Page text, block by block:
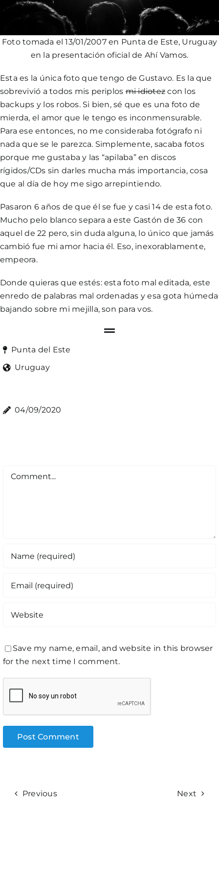
Foto tomada el 13/01/2007 en Punta de Este, Uruguay
en la presentación oficial de Ahí Vamos.
Esta es la única foto que tengo de Gustavo. Es la que
sobrevivió a todos mis periplosmi idiotez con los
backups y los robos. Si bien, sé que es una foto de
mierda, el amor que le tengo es inconmensurable.
Para ese entonces, no me consideraba fotógrafo ni
nada que se le parezca. Simplemente, sacaba fotos
porque me gustaba y las “apilaba” en discos
rígidos/CDs sin darles mucha más importancia, cosa
que al día de hoy me sigo arrepintiendo.
Pasaron 6 años de que él se fue y casi 14 de esta foto.
Mucho pelo blanco separa a este Gastón de 36 con
aquel de 22 pero, sin duda alguna, lo único que jamás
cambió fue mi amor hacia él. Eso, inexorablamente,
empeora.
Donde quieras que estés: esta foto mal editada, este
enredo de palabras mal ordenadas y esa gota húmeda
bajando sobre mi mejilla, son para vos.
Punta del Este
Uruguay
04/09/2020
Comment
Save my name, email, and website in this browser
for the next time I comment.
Previous Next